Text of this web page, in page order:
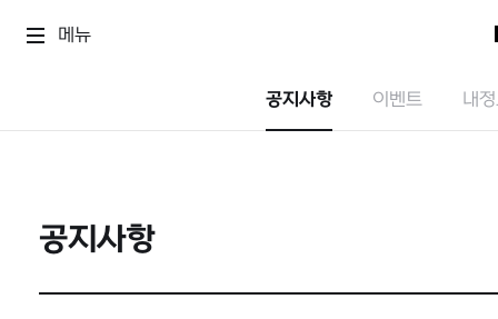
메뉴
공지사항 이벤트 내
공지사항